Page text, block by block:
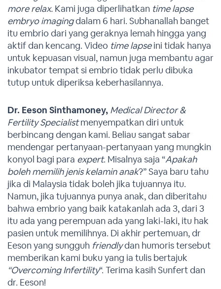
more relax. Kami juga diperlihatkan time lapse
embryo imagingdalam 6 hari. Subhanallah banget
itu embrio dari yang geraknya lemah hingga yang
aktif dan kencang. Video time lapseini tidak hanya
untuk kepuasan visual, namun juga membantu agar
inkubator tempat si embrio tidak perlu dibuka
tutup untuk diperiksa keberhasilannya.
Dr. Eeson Sinthamoney, Medical Director &
Fertility Specialistmenyempatkan diri untuk
berbincang dengan kami. Beliau sangat sabar
mendengar pertanyaan-pertanyaan yang mungkin
konyol bagi para expert. Misalnya saja “Apakah
boleh memilih jenis kelamin anak?” Saya baru tahu
jika di Malaysia tidak boleh jika tujuannya itu.
Namun, jika tujuannya punya anak, dan diberitahu
bahwa embrio yang baik katakanlah ada 3, dari 3
itu ada yang perempuan ada yang laki-laki, itu hak
pasien untuk memilihnya. Di akhir pertemuan, dr
Eeson yang sungguh friendlydan humoris tersebut
memberikan kami buku yang ia tulis bertajuk
“Overcoming Infertility“. Terima kasih Sunfert dan
dr. Eeson!